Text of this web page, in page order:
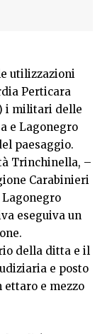
utilizzazioni
Perticara
i militari delle
e Lagonegro
paesaggio.
Trinchinella, –
Carabinieri
eseguiva un
della ditta e il
e posto
ettaro e mezzo